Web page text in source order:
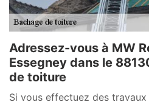
Adressez-vous à MW
Essegney dans le
de toiture
Si vous effectuez des